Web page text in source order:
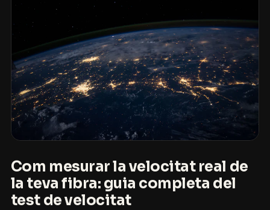
Com mesurar la velocitat real de
la teva fibra: guia completa del
test de velocitat